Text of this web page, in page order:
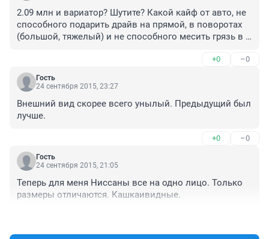
2.09 млн и вариатор? Шутите? Какой кайф от авто, не
способного подарить драйв на прямой, в поворотах
(большой, тяжелый) и не способного месить грязь в
целевая аудитория, люди у которых в детстве
велосипеда не было?
+0 –0
Гость
24 сентября 2015, 23:27
Внешний вид скорее всего унылый. Предыдущий был
лучше.
+0 –0
Гость
24 сентября 2015, 21:05
Теперь для меня Ниссаны все на одно лицо. Только
размеры отличаются. Кашкаивидные.